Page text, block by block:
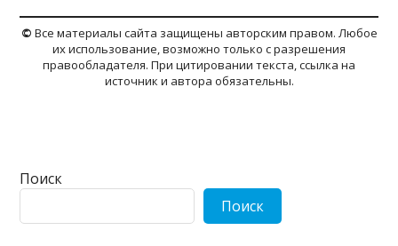
© Все материалы сайта защищены авторским правом. Любое
их использование, возможно только с разрешения
правообладателя. При цитировании текста, ссылка на
источник и автора обязательны.
Поиск
Поиск